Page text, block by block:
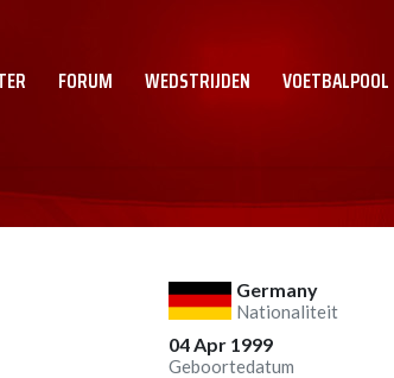
FORUM WEDSTRIJDEN VOETBALPOOL
Germany
Nationaliteit
04 Apr 1999
Geboortedatum